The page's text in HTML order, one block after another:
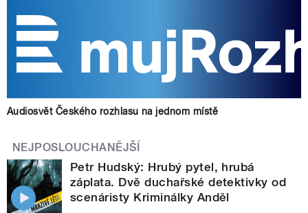
Audiosvět Českého rozhlasu na jednom místě
NEJPOSLOUCHANĚJŠÍ
Petr Hudský: Hrubý pytel, hrubá
záplata. Dvě duchařské detektivky od
scenáristy Kriminálky Anděl